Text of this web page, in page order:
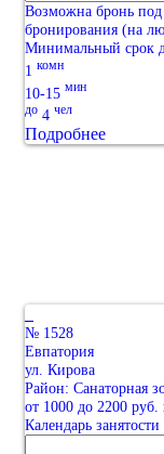
Возможна бронь
бронирования (на
Минимальный срок
1 комн
10-15 мин
до 4 чел
Подробнее
№ 1528
Евпатория
ул. Кирова
Район: Санаторная
от 1000 до 2200 руб.
Календарь занятости